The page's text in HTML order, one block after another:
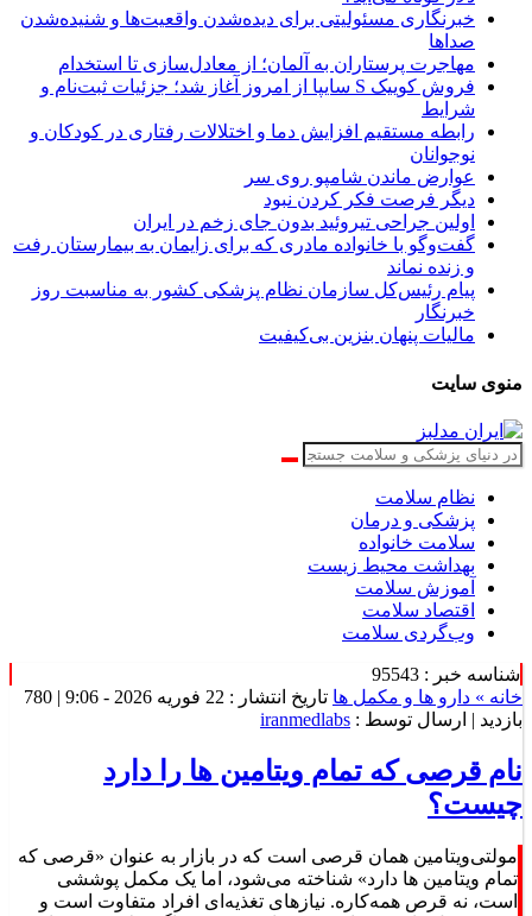
خبرنگاری مسئولیتی برای دیده‌شدن واقعیت‌ها و شنیده‌شدن
صداها
مهاجرت پرستاران به آلمان؛ از معادل‌سازی تا استخدام
فروش کوییک S سایپا از امروز آغاز شد؛ جزئیات ثبت‌نام و
شرایط
رابطه مستقیم افزایش دما و اختلالات رفتاری در کودکان و
نوجوانان
عوارض ماندن شامپو روی سر
دیگر فرصت فکر کردن نبود
اولین جراحی تیروئید بدون جای زخم در ایران
گفت‌وگو با خانواده مادری که برای زایمان به بیمارستان رفت
و زنده نماند
پیام رئیس‌کل سازمان نظام پزشکی کشور به مناسبت روز
خبرنگار
مالیات پنهان بنزین بی‌کیفیت
منوی سایت
نظام سلامت
پزشکی و درمان
سلامت خانواده
بهداشت محیط زیست
آموزش سلامت
اقتصاد سلامت
وب‌گردی سلامت
شناسه خبر : 95543
خانه » دارو ها و مکمل ها تاریخ انتشار : 22 فوریه 2026 - 9:06 |
780
بازدید | ارسال توسط : iranmedlabs
نام قرصی که تمام ویتامین ها را دارد
چیست؟
مولتی‌ویتامین همان قرصی است که در بازار به عنوان «قرصی که
تمام ویتامین ها دارد» شناخته می‌شود، اما یک مکمل پوششی
است، نه قرص همه‌کاره. نیازهای تغذیه‌ای افراد متفاوت است و